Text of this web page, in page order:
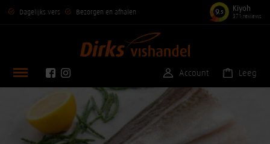
9,5 Kiyoh
371 reviews
Dagelijks vers Bezorgen en afhalen
Account Leeg